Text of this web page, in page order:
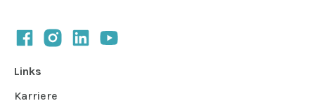
Links
Karriere